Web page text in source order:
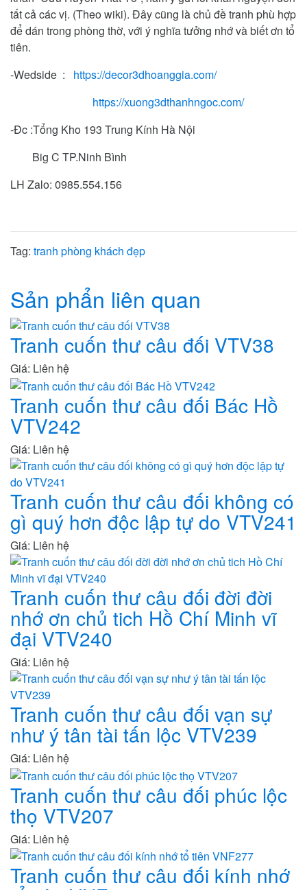
tất cả các vị. (Theo wiki). Đây cũng là chủ đề tranh phù hợp
để dán trong phòng thờ, với ý nghĩa tưởng nhớ và biết ơn tổ
tiên.
-Wedside : https://decor3dhoanggia.com/
https://xuong3dthanhngoc.com/
-Đc :Tổng Kho 193 Trung Kính Hà Nội
Big C TP.Ninh Bình
LH Zalo: 0985.554.156
Tag: tranh phòng khách đẹp
Sản phẩn liên quan
Tranh cuốn thư câu đối VTV38
Giá: Liên hệ
Tranh cuốn thư câu đối Bác Hồ
VTV242
Giá: Liên hệ
Tranh cuốn thư câu đối không có
gì quý hơn độc lập tự do VTV241
Giá: Liên hệ
Tranh cuốn thư câu đối đời đời
nhớ ơn chủ tich Hồ Chí Minh vĩ
đại VTV240
Giá: Liên hệ
Tranh cuốn thư câu đối vạn sự
như ý tân tài tấn lộc VTV239
Giá: Liên hệ
Tranh cuốn thư câu đối phúc lộc
thọ VTV207
Giá: Liên hệ
Tranh cuốn thư câu đối kính nhớ